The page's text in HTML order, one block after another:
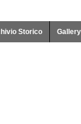
Storico Gallery